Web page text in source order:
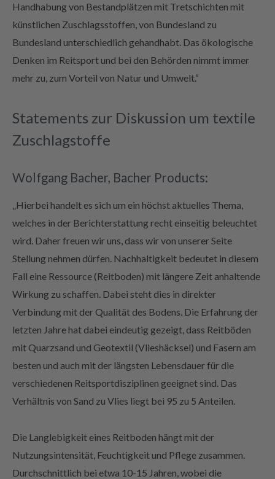
Handhabung von Bestandplätzen mit Tretschichten mit
künstlichen Zuschlagsstoffen, von Bundesland zu
Bundesland unterschiedlich gehandhabt. Das ökologische
Denken im Reitsport und bei den Behörden nimmt immer
mehr zu, zum Vorteil von Natur und Umwelt.“
Statements zur Diskussion um textile
Zuschlagstoffe
Wolfgang Bacher, Bacher Products:
„Hierbei handelt es sich um ein höchst aktuelles Thema,
welches in der Berichterstattung recht einseitig beleuchtet
wird. Daher freuen wir uns, dass wir von unserer Seite
Stellung nehmen dürfen. Nachhaltigkeit bedeutet in diesem
Fall eine Ressource (Reitboden) mit längere Zeit anhaltende
Wirkung zu schaffen. Dabei steht dies in direkter
Verbindung mit der Qualität des Bodens. Die Erfahrung der
letzten Jahre hat dabei eindeutig gezeigt, dass Reitböden
mit Quarzsand und Geotextil (Vlieshäcksel) und Fasern am
besten und auch mit der längsten Lebensdauer für die
verschiedenen Reitsportdisziplinen geeignet sind. Das
Verhältnis von Sand zu Vlies liegt bei 95 zu 5 Anteilen.
Die Langlebigkeit eines Reitboden hängt mit der
Nutzungsintensität, Feuchtigkeit und Pflege zusammen.
Durchschnittlich bei etwa 10-15 Jahren, wobei die